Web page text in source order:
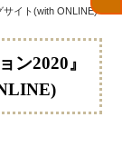
サイト(with ONLINE)
ン2020』